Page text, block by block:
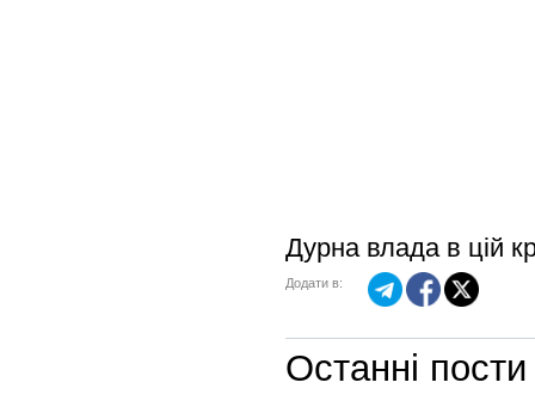
Дурна влада в цій
Додати в:
Останні